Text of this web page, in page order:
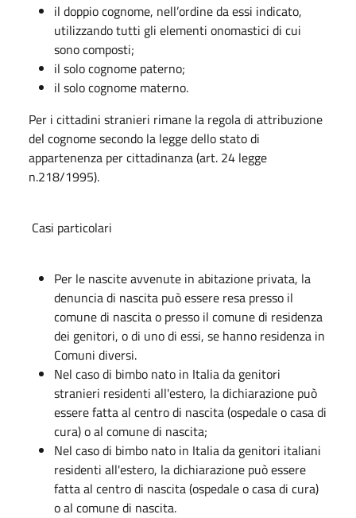
il doppio cognome, nell’ordine da essi indicato,
utilizzando tutti gli elementi onomastici di cui
sono composti;
il solo cognome paterno;
il solo cognome materno.
Per i cittadini stranieri rimane la regola di attribuzione
del cognome secondo la legge dello stato di
appartenenza per cittadinanza (art. 24 legge
n.218/1995).
Casi particolari
Per le nascite avvenute in abitazione privata, la
denuncia di nascita può essere resa presso il
comune di nascita o presso il comune di residenza
dei genitori, o di uno di essi, se hanno residenza in
Comuni diversi.
Nel caso di bimbo nato in Italia da genitori
stranieri residenti all'estero, la dichiarazione può
essere fatta al centro di nascita (ospedale o casa di
cura) o al comune di nascita;
Nel caso di bimbo nato in Italia da genitori italiani
residenti all'estero, la dichiarazione può essere
fatta al centro di nascita (ospedale o casa di cura)
o al comune di nascita.